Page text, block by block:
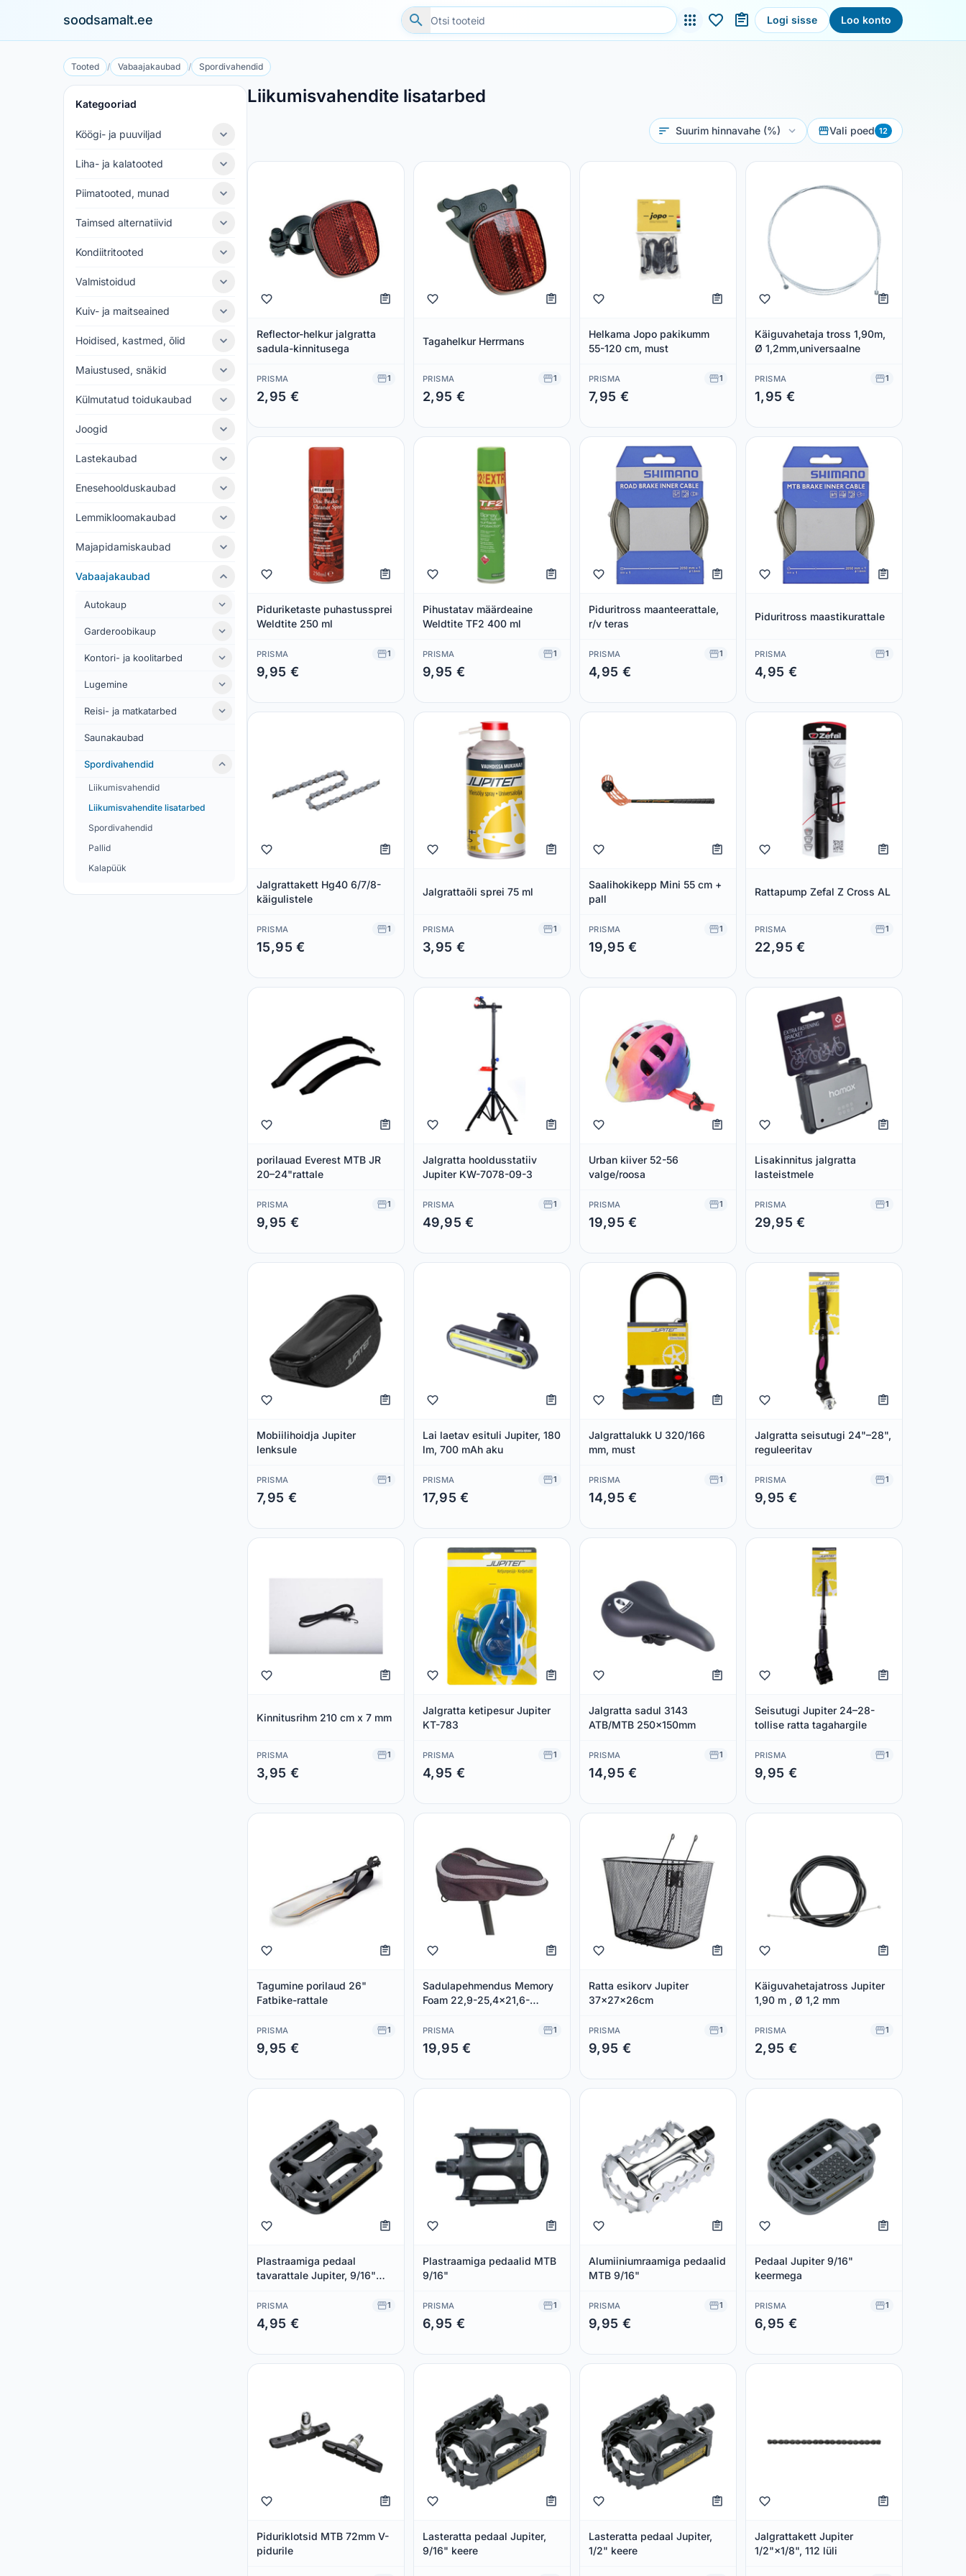
soodsamalt.ee Logi sisse Loo konto
Tooted / Vabaajakaubad / Spordivahendid
Kategooriad
Köögi- ja puuviljad
Liha- ja kalatooted
Piimatooted, munad
Taimsed alternatiivid
Kondiitritooted
Valmistoidud
Kuiv- ja maitseained
Hoidised, kastmed, õlid
Maiustused, snäkid
Külmutatud toidukaubad
Joogid
Lastekaubad
Enesehoolduskaubad
Lemmikloomakaubad
Majapidamiskaubad
Vabaajakaubad
Autokaup
Garderoobikaup
Kontori- ja koolitarbed
Lugemine
Reisi- ja matkatarbed
Saunakaubad
Spordivahendid
Liikumisvahendid
Liikumisvahendite lisatarbed
Spordivahendid
Pallid
Kalapüük
Liikumisvahendite lisatarbed
Sorteeri Vali poed 12
Reflector-helkur jalgratta
sadula-kinnitusega
PRISMA 1
2,95 €
Tagahelkur Herrmans
PRISMA 1
2,95 €
Helkama Jopo pakikumm
55-120 cm, must
PRISMA 1
7,95 €
Käiguvahetaja tross 1,90m,
Ø 1,2mm,universaalne
PRISMA 1
1,95 €
Piduriketaste puhastussprei
Weldtite 250 ml
PRISMA 1
9,95 €
Pihustatav määrdeaine
Weldtite TF2 400 ml
PRISMA 1
9,95 €
Piduritross maanteerattale,
r/v teras
PRISMA 1
4,95 €
Piduritross maastikurattale
PRISMA 1
4,95 €
Jalgrattakett Hg40 6/7/8-
käigulistele
PRISMA 1
15,95 €
Jalgrattaõli sprei 75 ml
PRISMA 1
3,95 €
Saalihokikepp Mini 55 cm +
pall
PRISMA 1
19,95 €
Rattapump Zefal Z Cross AL
PRISMA 1
22,95 €
porilauad Everest MTB JR
20–24"rattale
PRISMA 1
9,95 €
Jalgratta hooldusstatiiv
Jupiter KW-7078-09-3
PRISMA 1
49,95 €
Urban kiiver 52-56
valge/roosa
PRISMA 1
19,95 €
Lisakinnitus jalgratta
lasteistmele
PRISMA 1
29,95 €
Mobiilihoidja Jupiter
lenksule
PRISMA 1
7,95 €
Lai laetav esituli Jupiter, 180
lm, 700 mAh aku
PRISMA 1
17,95 €
Jalgrattalukk U 320/166
mm, must
PRISMA 1
14,95 €
Jalgratta seisutugi 24"–28",
reguleeritav
PRISMA 1
9,95 €
Kinnitusrihm 210 cm x 7 mm
PRISMA 1
3,95 €
Jalgratta ketipesur Jupiter
KT-783
PRISMA 1
4,95 €
Jalgratta sadul 3143
ATB/MTB 250x150mm
PRISMA 1
14,95 €
Seisutugi Jupiter 24–28-
tollise ratta tagahargile
PRISMA 1
9,95 €
Tagumine porilaud 26"
Fatbike-rattale
PRISMA 1
9,95 €
Sadulapehmendus Memory
Foam 22,9-25,4x21,6-
PRISMA 1
19,95 €
Ratta esikorv Jupiter
37x27x26cm
PRISMA 1
9,95 €
Käiguvahetajatross Jupiter
1,90 m , Ø 1,2 mm
PRISMA 1
2,95 €
Plastraamiga pedaal
tavarattale Jupiter, 9/16"
PRISMA 1
4,95 €
Plastraamiga pedaalid MTB
9/16"
PRISMA 1
6,95 €
Alumiiniumraamiga pedaalid
MTB 9/16"
PRISMA 1
9,95 €
Pedaal Jupiter 9/16"
keermega
PRISMA 1
6,95 €
Piduriklotsid MTB 72mm V-
pidurile
Lasteratta pedaal Jupiter,
9/16" keere
Lasteratta pedaal Jupiter,
1/2" keere
Jalgrattakett Jupiter
1/2"×1/8", 112 lüli